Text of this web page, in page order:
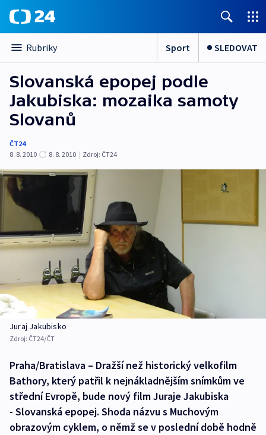
Rubriky Sport SLEDOVAT
Slovanská epopej podle
Jakubiska: mozaika samoty
Slovanů
ČT24
8. 8. 2010
8. 8. 2010 | Zdroj: ČT24
Juraj Jakubisko
Zdroj: ČT24/ČT
Praha/Bratislava – Dražší než historický velkofilm
Bathory, který patřil k nejnákladnějším snímkům ve
střední Evropě, bude nový film Juraje Jakubiska
- Slovanská epopej. Shoda názvu s Muchovým
obrazovým cyklem, o němž se v poslední době hodně